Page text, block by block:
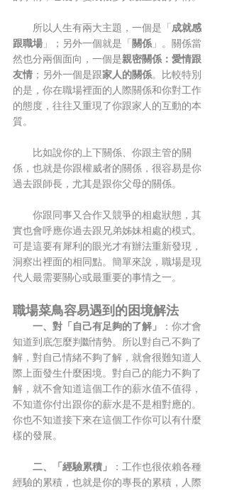
所以人生有兩大主題，一個是「 成就感
跟職場 」；另外一個就是「 關係 」。關係當
然也分兩個面向，一個是親密關係：愛情跟
友情 ；另外一個是跟家人的關係。比較特別
的是，你在職場裡面的人際關係和你對工作
的態度，往往又重現了你跟家人的互動的本
質。
比如說你的上下關係、你跟主管的關
係，也就是你跟權威者的關係，很容易是你
過去跟師長，尤其是跟你父母的關係。
你跟同事又合作又競爭的相處狀態，其
實也會呼應你過去跟兄弟姊妹相處的模式。
可是這要有犀利的眼光才有辦法重新發現，
洞察出裡面的相同點。簡單來說，職場是現
代人最需要關心或最重要的事情之一。
職場菜鳥容易遇到的困境解法
一、對「自己有足夠的了解」
：你才會
知道到底怎麼判斷情勢。所以對自己不夠了
解，對自己情緒不夠了解，就會很難知道人
際上面發生什麼困境。對自己的能力不夠了
解，就不會知道這個工作的薪水值不值得，
不知道你付出跟你的薪水是不是相對應的。
你也不知道接下來在這個工作你可以有什麼
樣的發展。
二、「經驗累積」
：工作也很依賴各種
經驗的累積，也就是你的專長的累積，人際